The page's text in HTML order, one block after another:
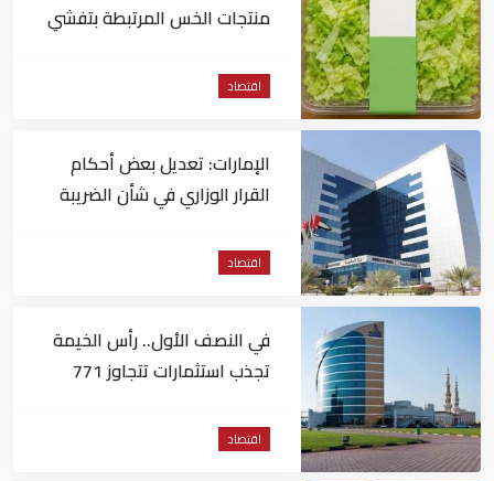
منتجات الخس المرتبطة بتفشي
اقتصاد
الإمارات: تعديل بعض أحكام
القرار الوزاري في شأن الضريبة
اقتصاد
في النصف الأول.. رأس الخيمة
تجذب استثمارات تتجاوز 771
اقتصاد